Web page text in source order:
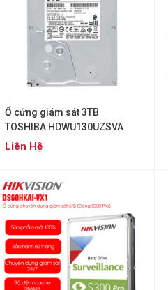
Ổ cứng giám sát 3TB
TOSHIBA HDWU130UZSVA
Liên Hệ